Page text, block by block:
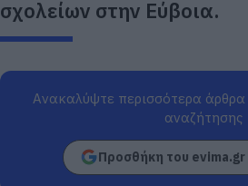
σχολείων στην Εύβοια.
Ανακαλύψτε περισσότερα
αναζήτησης
Προσθήκη του evima.gr